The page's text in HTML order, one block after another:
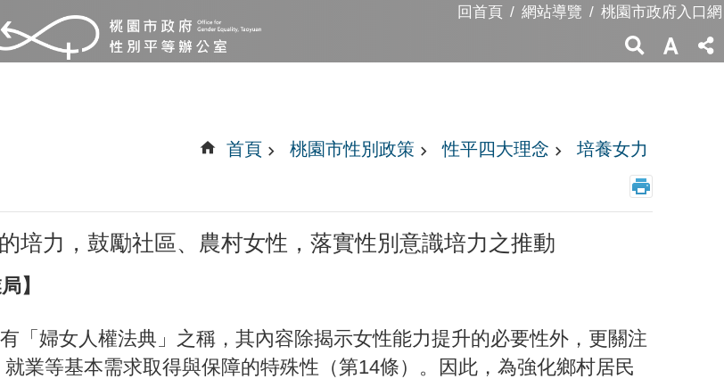
回首頁 網站導覽 桃園市政府入口網
首頁 桃園市性別政策 性平四大理念 培養女力
培力，鼓勵社區、農村女性，落實性別意識培力之推動
】
「婦女人權法典」之稱，其內容除揭示女性能力提升的必要性外，更關注
業等基本需求取得與保障的特殊性（第14條）。因此，為強化鄉村居民